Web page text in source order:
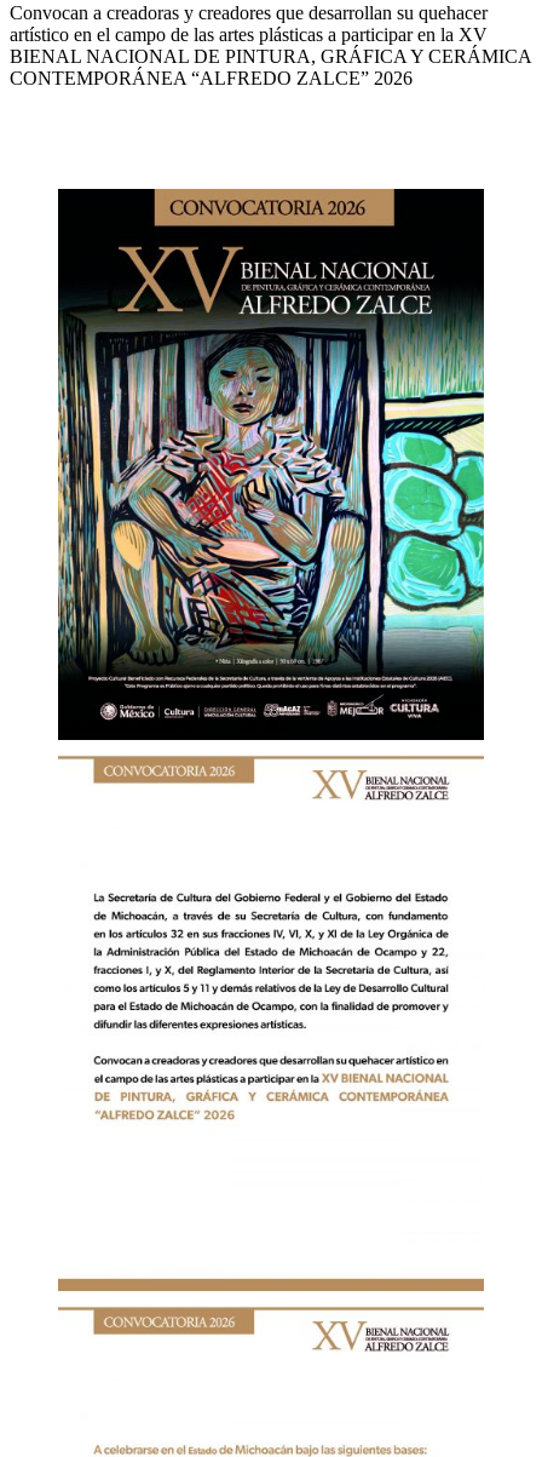
Convocan a creadoras y creadores que desarrollan su quehacer
artístico en el campo de las artes plásticas a participar en la XV
BIENAL NACIONAL DE PINTURA, GRÁFICA Y CERÁMICA
CONTEMPORÁNEA “ALFREDO ZALCE” 2026